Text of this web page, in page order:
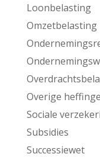
Loonbelasting
Omzetbelasting
Overige
Sociale
Subsidies
Successiewet